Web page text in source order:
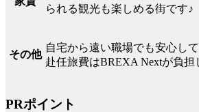
られる観光も楽しめる街です♪
その他
自宅から遠い職場でも安心して
赴任旅費はBREXA Nextが負担
PRポイント